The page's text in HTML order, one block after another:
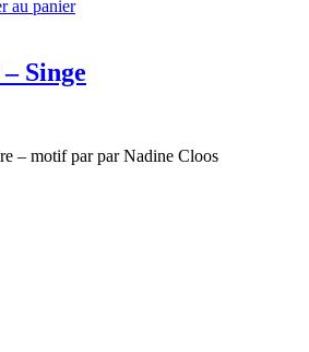
au panier
Singe
– motif par par Nadine Cloos